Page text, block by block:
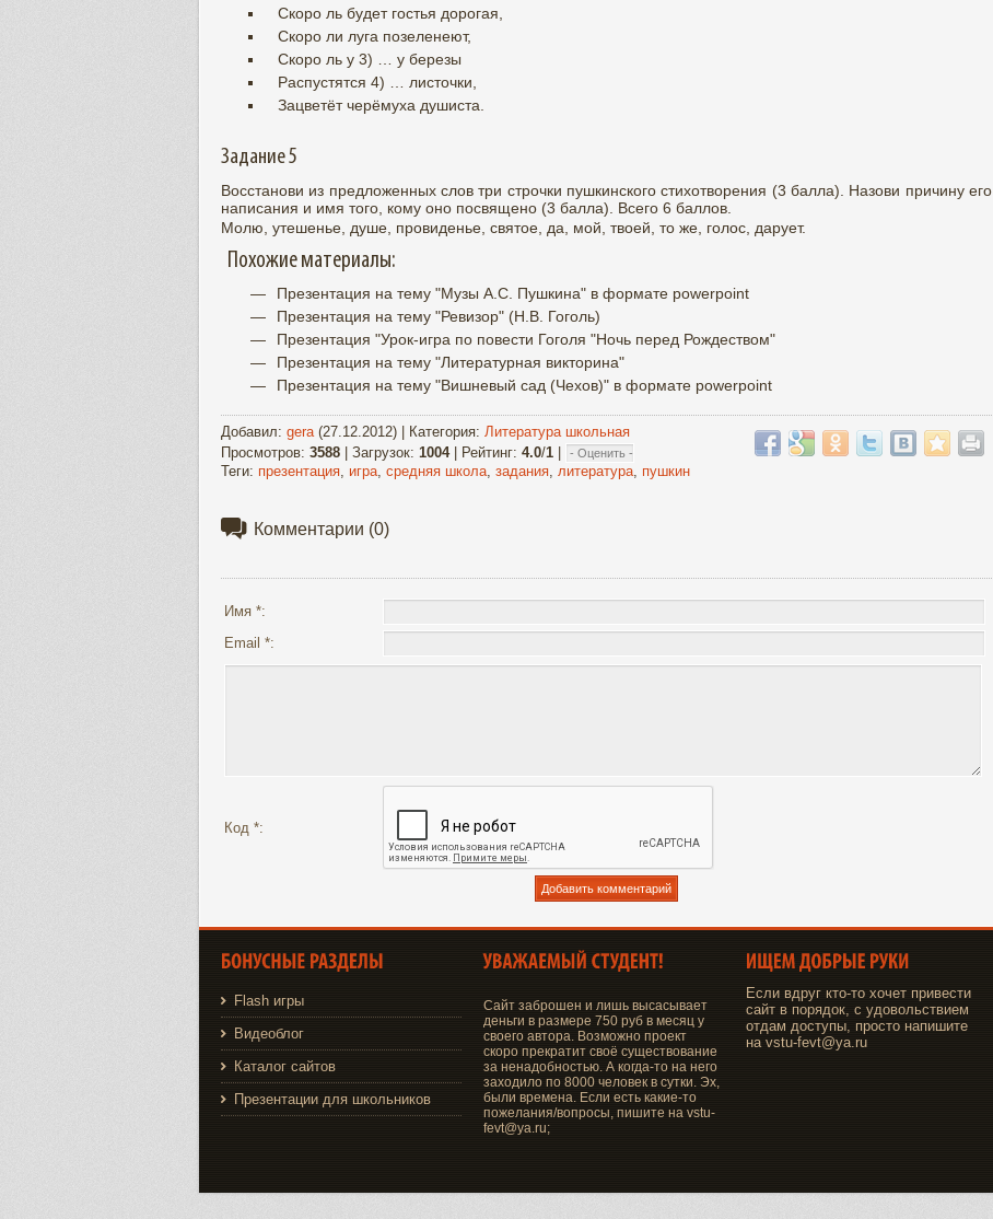
Скоро ль будет гостья дорогая,
Скоро ли луга позеленеют,
Скоро ль у 3) … у березы
Распустятся 4) … листочки,
Зацветёт черёмуха душиста.
Задание 5
Восстанови из предложенных слов три строчки пушкинского стихотворения (3 балла). Назови причину его
написания и имя того, кому оно посвящено (3 балла). Всего 6 баллов.
Молю, утешенье, душе, провиденье, святое, да, мой, твоей, то же, голос, дарует.
Похожие материалы:
Презентация на тему "Музы А.С. Пушкина" в формате powerpoint
Презентация на тему "Ревизор" (Н.В. Гоголь)
Презентация "Урок-игра по повести Гоголя "Ночь перед Рождеством"
Презентация на тему "Литературная викторина"
Презентация на тему "Вишневый сад (Чехов)" в формате powerpoint
Добавил: gera (27.12.2012) | Категория: Литература школьная
Просмотров: 3588 | Загрузок: 1004| Рейтинг: 4.0/1 |
Теги: презентация игра средняя школа задания литература пушкин
Комментарии (0)
Имя *:
Email *:
Код *:
Flash игры
Видеоблог
Каталог сайтов
Презентации для школьников
Сайт заброшен и лишь высасывает
деньги в размере 750 руб в месяц у
своего автора. Возможно проект
скоро прекратит своё существование
за ненадобностью. А когда-то на него
заходило по 8000 человек в сутки. Эх,
были времена. Если есть какие-то
пожелания/вопросы, пишите на vstu-
fevt@ya.ru;
Если вдруг кто-то хочет привести
сайт в порядок, с удовольствием
отдам доступы, просто напишите
на vstu-fevt@ya.ru